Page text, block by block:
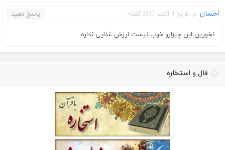
احسان در تاریخ 3 اکتبر 2013 گفته : پاسخ دهید
نخورین این چیزارو خوب نیست ارزش غذایی نداره
فال و استخاره